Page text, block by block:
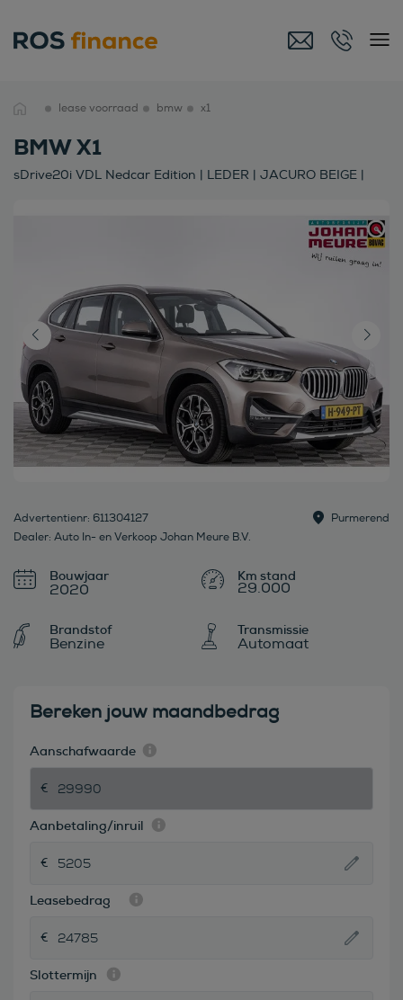
lease voorraad bmw x1
BMW X1
sDrive20i VDL Nedcar Edition | LEDER | JACURO BEIGE |
Advertentienr: 611304127
Dealer: Auto In- en Verkoop Johan Meure B.V.
Purmerend
Bouwjaar
2020 29.000
Brandstof
Benzine
Transmissie
Automaat
Bereken jouw maandbedrag
Aanschafwaarde
Aanbetaling/inruil
Leasebedrag
Slottermijn